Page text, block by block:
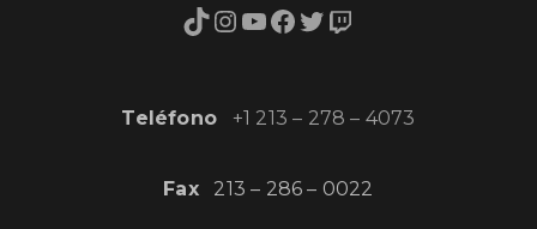
TikTok InstagramYouTube Facebook Twitter Twitch
Teléfono +1 213 – 278 – 4073
Fax213 – 286 – 0022